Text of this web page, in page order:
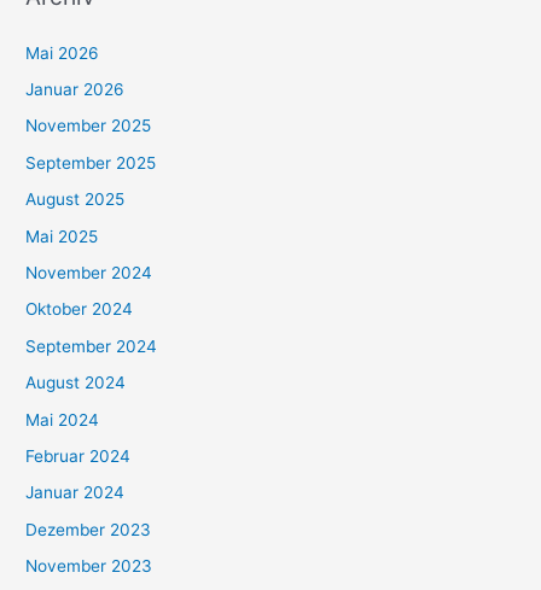
Mai 2026
Januar 2026
November 2025
September 2025
August 2025
Mai 2025
November 2024
Oktober 2024
September 2024
August 2024
Mai 2024
Februar 2024
Januar 2024
Dezember 2023
November 2023